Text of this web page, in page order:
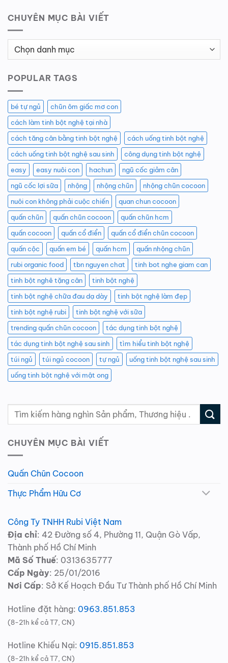
CHUYÊN MỤC BÀI VIẾT
Chuyên
Viết
POPULAR TAGS
bé tự ngủ
chũn ôm giấc mơ con
cách làm tinh bột nghệ tại nhà
cách tăng cân bằng tinh bột nghệ
cách uống tinh bột nghệ
cách uống tinh bột nghệ sau sinh
công dụng tinh bột nghệ
easy
easy nuôi con hachun
ngũ cốc giảm cân
ngũ cốc lợi sữa
nhộng nhộng chũn
nhộng chũn cocoon
nuôi con không phải cuộc chiến
quan chun cocoon
quấn chũn
quấn chũn cocoon
quấn chũn hcm
quấn cocoon
quấn cổ điển
quấn cổ điển chũn cocoon
quấn cộc
quấn em bé quấn hcm
quấn nhộng chũn
rubi organic food
tbn nguyen chat
tinh bot nghe giam can
tinh bột nghê tặng cân
tinh bột nghệ
tinh bột nghệ chữa đau dạ dày
tinh bột nghệ làm đẹp
tinh bột nghệ rubi
tinh bột nghệ với sữa
trending quấn chũn cocoon
tác dụng tinh bột nghệ
tác dụng tinh bột nghệ sau sinh
tìm hiểu tinh bột nghệ
túi ngủ
túi ngủ cocoon tự ngủ
uống tinh bột nghệ sau sinh
uống tinh bột nghệ với mật ong
CHUYÊN MỤC BÀI VIẾT
Quấn Chũn Cocoon
Thực Phẩm Hữu Cơ
Công Ty TNHH Rubi Việt Nam
Địa chỉ: 42 Đường số 4, Phường 11, Quận Gò Vấp,
Thành phố Hồ Chí Minh
Mã Số Thuế: 0313635777
Cấp Ngày: 25/01/2016
Nơi Cấp: Sở Kế Hoạch Đầu Tư Thành phố Hồ Chí Minh
Hotline đặt hàng: 0963.851.853
(8-21h kể cả T7, CN)
Hotline Khiếu Nại: 0915.851.853
(8-21h kể cả T7, CN)